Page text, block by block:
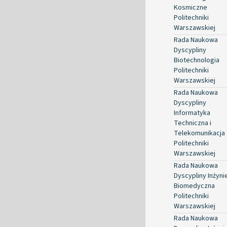
Kosmiczne
Politechniki
Warszawskiej
Rada Naukowa
Dyscypliny
Biotechnologia
Politechniki
Warszawskiej
Rada Naukowa
Dyscypliny
Informatyka
Techniczna i
Telekomunikacja
Politechniki
Warszawskiej
Rada Naukowa
Dyscypliny
Biomedyczna
Politechniki
Warszawskiej
Rada Naukowa